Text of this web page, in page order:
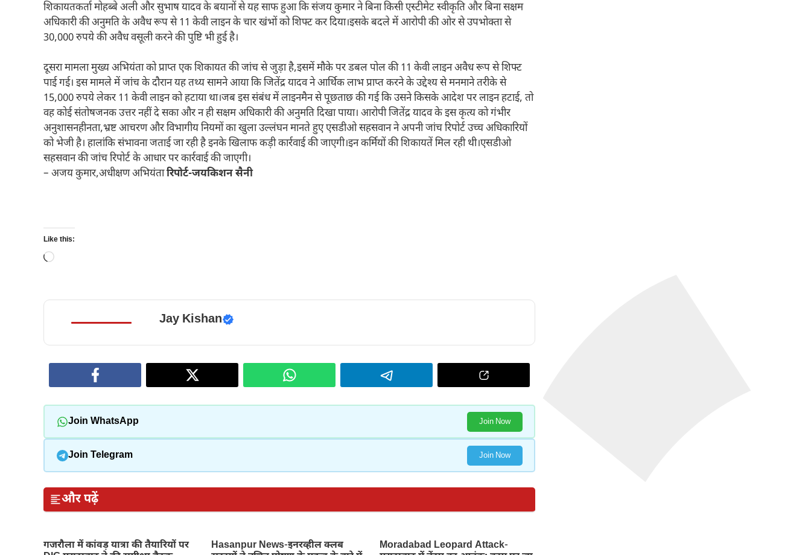
शिकायतकर्ता मोहब्बे अली और सुभाष यादव के बयानों से यह साफ हुआ कि संजय कुमार ने बिना किसी एस्टीमेट स्वीकृति और बिना सक्षम
अधिकारी की अनुमति के अवैध रूप से 11 केवी लाइन के चार खंभों को शिफ्ट कर दिया।इसके बदले में आरोपी की ओर से उपभोक्ता से
30,000 रुपये की अवैध वसूली करने की पुष्टि भी हुई है।
दूसरा मामला मुख्य अभियंता को प्राप्त एक शिकायत की जांच से जुड़ा है,इसमें मौके पर डबल पोल की 11 केवी लाइन अवैध रूप से शिफ्ट
पाई गई। इस मामले में जांच के दौरान यह तथ्य सामने आया कि जितेंद्र यादव ने आर्थिक लाभ प्राप्त करने के उद्देश्य से मनमाने तरीके से
15,000 रुपये लेकर 11 केवी लाइन को हटाया था।जब इस संबंध में लाइनमैन से पूछताछ की गई कि उसने किसके आदेश पर लाइन हटाई, तो
वह कोई संतोषजनक उत्तर नहीं दे सका और न ही सक्षम अधिकारी की अनुमति दिखा पाया। आरोपी जितेंद्र यादव के इस कृत्य को गंभीर
अनुशासनहीनता,भ्रष्ट आचरण और विभागीय नियमों का खुला उल्लंघन मानते हुए एसडीओ सहसवान ने अपनी जांच रिपोर्ट उच्च अधिकारियों
को भेजी है। हालांकि संभावना जताई जा रही है इनके खिलाफ कड़ी कार्रवाई की जाएगी।इन कर्मियों की शिकायतें मिल रही थी।एसडीओ
सहसवान की जांच रिपोर्ट के आधार पर कार्रवाई की जाएगी।
– अजय कुमार,अधीक्षण अभियंतारिपोर्ट-जयकिशन सैनी
Like this:
Loading…
Jay Kishan
Join WhatsApp Join Now
Join Telegram Join Now
और पढ़ें
गजरौला में कांवड़ यात्रा की तैयारियों पर
Hasanpur News-इनरव्हील क्लब
Moradabad Leopard Attack-